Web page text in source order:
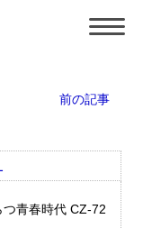
前の記事
青春時代 CZ-72